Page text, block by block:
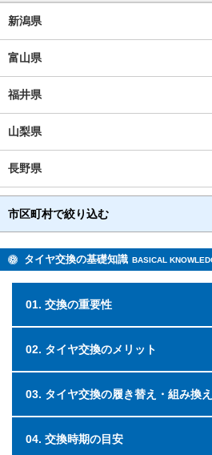
新潟県
富山県
福井県
山梨県
長野県
市区町村で絞り込む
タイヤ交換の基礎知識 BASICAL
01. 交換の重要性
02. タイヤ交換のメリット
03. タイヤ交換の履き替え・組み換え
04. 交換時期の目安